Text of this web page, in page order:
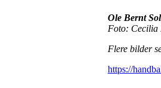
Ole Bernt
Foto: Cecilia
Flere bilder
https://